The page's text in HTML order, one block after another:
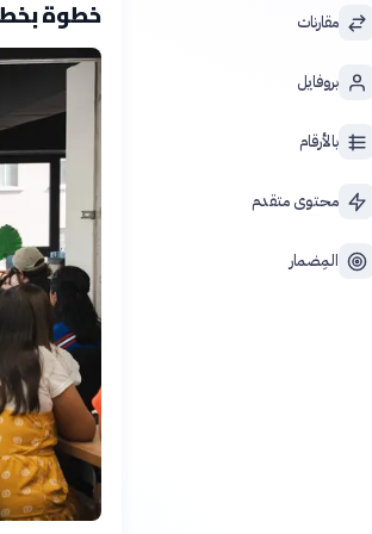
مقارنات
بروفايل
بالأرقام
محتوى متقدم
المِضمار
خطوة